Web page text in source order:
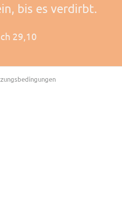
bis es verdirbt.
29,10